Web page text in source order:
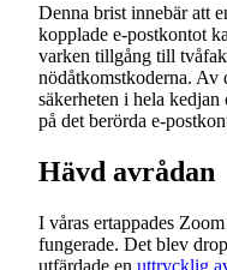
Denna brist innebär att
kopplade e-postkontot
varken tillgång till
nödåtkomstkoderna. Av
säkerheten i hela
på det berörda e-
Hävd avrådan
I våras ertappades
fungerade. Det blev
utfärdade en uttrycklig